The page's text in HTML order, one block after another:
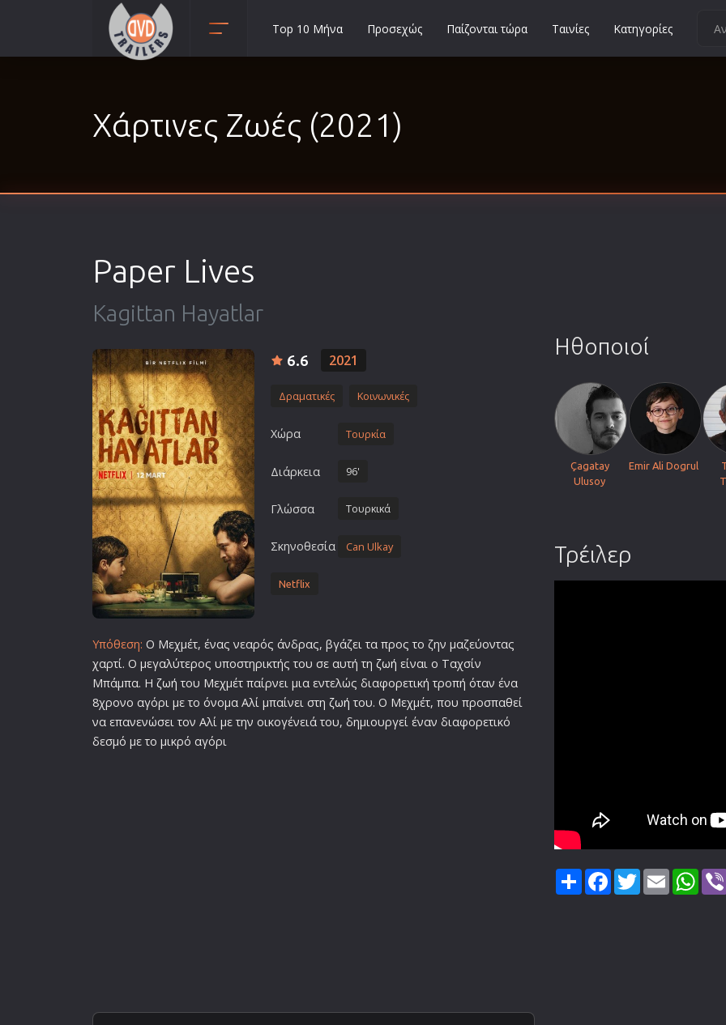
Αισθηματικές
Δραματικές
Ελληνικός Κινηματογράφος
Επιβίωσης
Επιστημονικής Φαντασίας
Εποχής
Ερωτικές
Ευρωπαικός Κινηματογράφος
Θρησκευτικές
Θρίλερ
Ιστορικές
Καταστροφής
Κλασσικές
Top 10 Μήνα Προσεχώς Παίζονται τώρα Ταινίες Κατηγορίες
Χάρτινες Ζωές (2021)
Paper Lives
Kagittan Hayatlar
6.6 2021
Δραματικές Κοινωνικές
Χώρα Τουρκία
Διάρκεια 96'
Γλώσσα Τουρκικά
Σκηνοθεσία Can Ulkay
Netflix
Υπόθεση: Ο Μεχμέτ, ένας νεαρός άνδρας, βγάζει τα προς το ζην μαζεύοντας
χαρτί. Ο μεγαλύτερος υποστηρικτής του σε αυτή τη ζωή είναι ο Ταχσίν
Μπάμπα. Η ζωή του Μεχμέτ παίρνει μια εντελώς διαφορετική τροπή όταν ένα
8χρονο αγόρι με το όνομα Αλί μπαίνει στη ζωή του. Ο Μεχμέτ, που προσπαθεί
να επανενώσει τον Αλί με την οικογένειά του, δημιουργεί έναν διαφορετικό
δεσμό με το μικρό αγόρι
Ηθοποιοί
Çagatay
Ulusoy
Emir Ali Dogrul
Τρέιλερ
ShareFacebook
TwitterEmail